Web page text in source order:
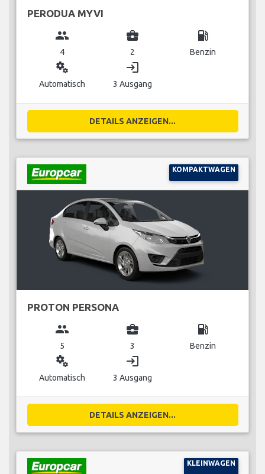
PERODUA MYVI
group
4
business_center
2
local_gas_station
Benzin
miscellaneous_services
Automatisch
login
3 Ausgang
DETAILS ANZEIGEN...
KOMPAKTWAGEN
PROTON PERSONA
group
5
business_center
3
local_gas_station
Benzin
miscellaneous_services
Automatisch
login
3 Ausgang
DETAILS ANZEIGEN...
KLEINWAGEN